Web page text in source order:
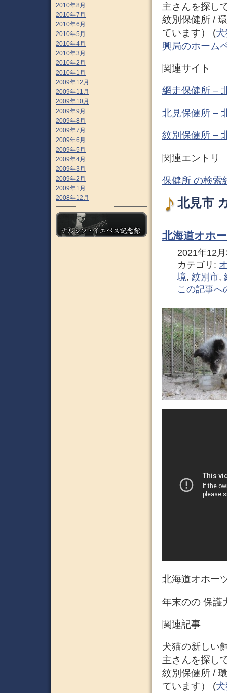
主さんを探し
紋別保健所 /
ています） (
興局のホーム
関連サイト
網走保健所 –
北見保健所 –
紋別保健所 –
関連エントリ
保健所 の検索
北見市
北海道オホ
2021年12
カテゴリ:
境, 紋別市,
この記事へ
北海道オホー
年末のの 保護
関連記事
犬猫の新しい
主さんを探し
紋別保健所 /
ています） (
2010年8月
2010年7月
2010年6月
2010年5月
2010年4月
2010年3月
2010年2月
2010年1月
2009年12月
2009年11月
2009年10月
2009年9月
2009年8月
2009年7月
2009年6月
2009年5月
2009年4月
2009年3月
2009年2月
2009年1月
2008年12月